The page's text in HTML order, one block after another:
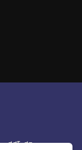
วีดีโอรีวิว